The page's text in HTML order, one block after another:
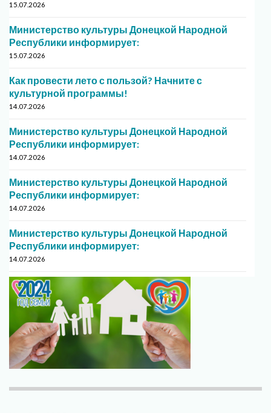
15.07.2026
Министерство культуры Донецкой Народной
Республики информирует:
15.07.2026
Как провести лето с пользой? Начните с
культурной программы!
14.07.2026
Министерство культуры Донецкой Народной
Республики информирует:
14.07.2026
Министерство культуры Донецкой Народной
Республики информирует:
14.07.2026
Министерство культуры Донецкой Народной
Республики информирует:
14.07.2026